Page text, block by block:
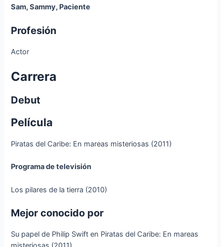
Sam, Sammy, Paciente
Profesión
Actor
Carrera
Debut
Película
Piratas del Caribe: En mareas misteriosas (2011)
Programa de televisión
Los pilares de la tierra (2010)
Mejor conocido por
Su papel de Philip Swift en Piratas del Caribe: En mareas